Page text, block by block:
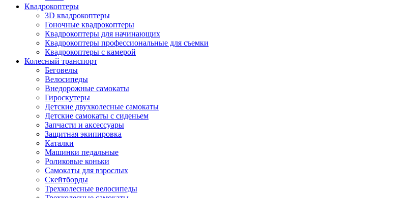
Квадрокоптеры
3D квадрокоптеры
Гоночные квадрокоптеры
Квадрокоптеры для начинающих
Квадрокоптеры профессиональные для съемки
Квадрокоптеры с камерой
Колесный транспорт
Беговелы
Велосипеды
Внедорожные самокаты
Гироскутеры
Детские двухколесные самокаты
Детские самокаты с сиденьем
Запчасти и аксессуары
Защитная экипировка
Каталки
Машинки педальные
Роликовые коньки
Самокаты для взрослых
Скейтборды
Трехколесные велосипеды